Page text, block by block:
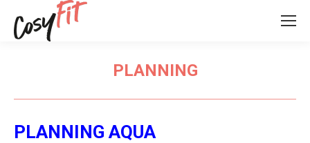
PLANNING
PLANNING AQUA